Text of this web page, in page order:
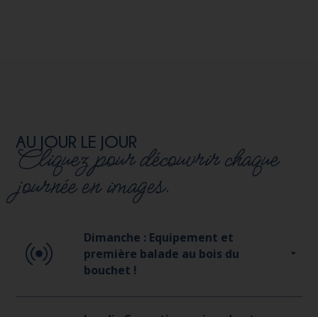
AU JOUR LE JOUR
Cliquez pour découvrir chaque
journée en images.
Dimanche : Equipement et
première balade au bois du
bouchet !